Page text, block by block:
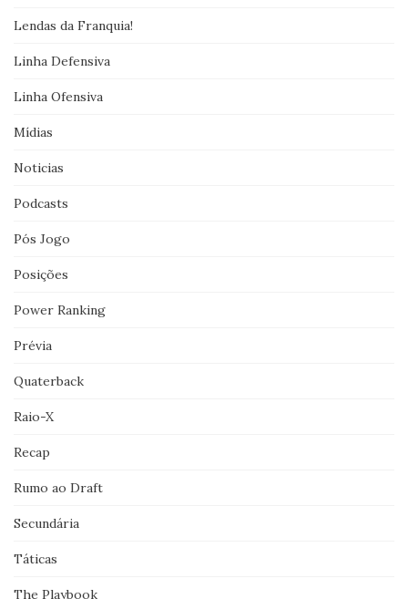
Lendas da Franquia!
Linha Defensiva
Linha Ofensiva
Mídias
Noticias
Podcasts
Pós Jogo
Posições
Power Ranking
Prévia
Quaterback
Raio-X
Recap
Rumo ao Draft
Secundária
Táticas
The Playbook